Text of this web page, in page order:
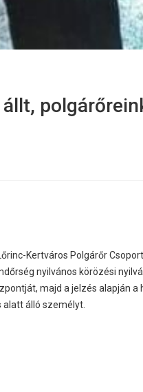
Kertváros Polgárőr
nyilvános körözési
majd a jelzés alapján
álló személyt.